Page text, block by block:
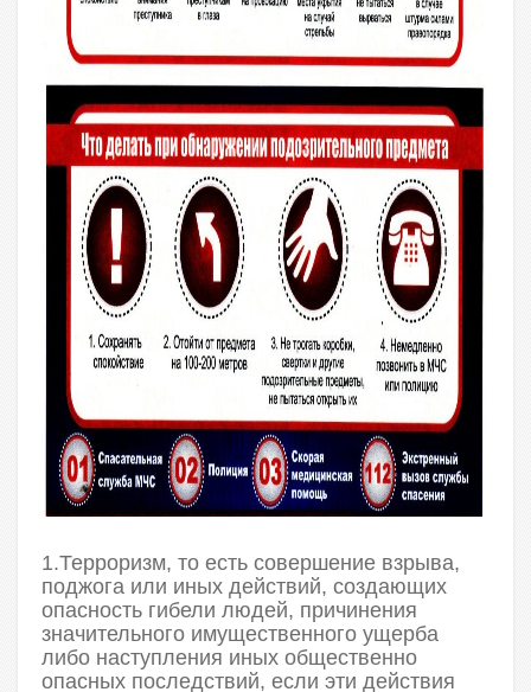
1.Терроризм, то есть совершение взрыва,
поджога или иных действий, создающих
опасность гибели людей, причинения
значительного имущественного ущерба
либо наступления иных общественно
опасных последствий, если эти действия